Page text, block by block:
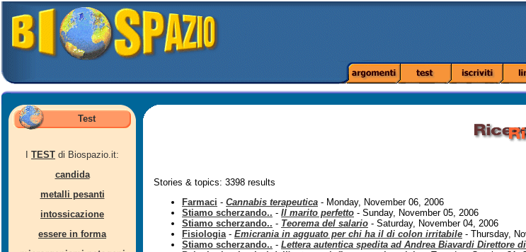
Test
TEST di Biospazio.it:
candida
metalli pesanti
intossicazione
essere in forma
Stories & topics: 3398 results
Farmaci - Cannabis terapeutica - Monday, November 06, 2006
Stiamo scherzando.. - Il marito perfetto - Sunday, November 05, 2006
Stiamo scherzando.. - Teorema del salario - Saturday, November 04, 2006
Fisiologia- Emicrania in agguato per chi ha il di colon irritabile - Thursday,
Stiamo scherzando.. - Lettera autentica spedita ad Andrea Biavardi Direttore di